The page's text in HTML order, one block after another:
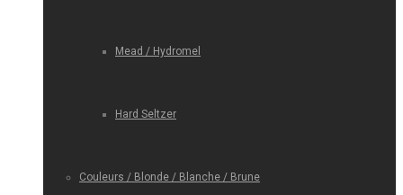
Mead / Hydromel
Hard Seltzer
Couleurs / Blonde / Blanche / Brune